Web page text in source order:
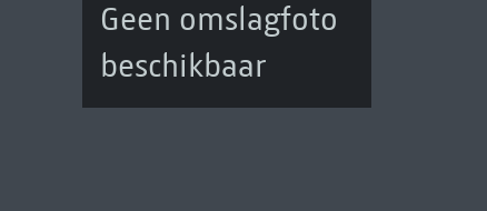
Geen omslagfoto
beschikbaar